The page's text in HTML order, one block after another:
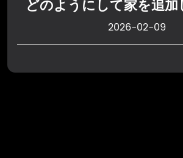
どのようにして家を追加
2026-02-09